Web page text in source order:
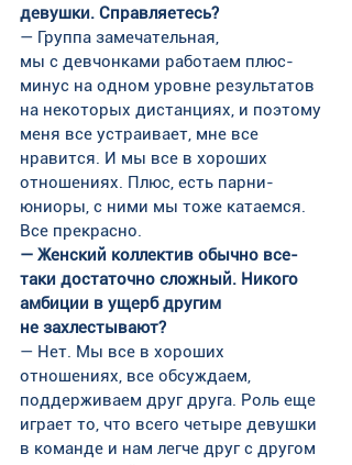
девушки. Справляетесь?
— Группа замечательная,
мы с девчонками работаем плюс-
минус на одном уровне результатов
на некоторых дистанциях, и поэтому
меня все устраивает, мне все
нравится. И мы все в хороших
отношениях. Плюс, есть парни-
юниоры, с ними мы тоже катаемся.
Все прекрасно.
— Женский коллектив обычно все-
таки достаточно сложный. Никого
амбиции в ущерб другим
не захлестывают?
— Нет. Мы все в хороших
отношениях, все обсуждаем,
поддерживаем друг друга. Роль еще
играет то, что всего четыре девушки
в команде и нам легче друг с другом